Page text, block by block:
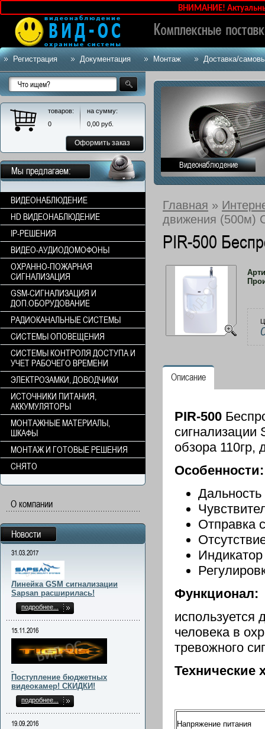
Регистрация Документация Монтаж Доставка/
ВНИМАНИЕ! Актуальные
Видеонаблюдение
Главная »
движения (500м)
PIR-500
Описание
PIR-500
сигнализации
обзора 110гр,
Особенности:
Отправка
Индикатор
Функционал:
используется
человека в
тревожного
Технические
Напряжение питания
товаров:
0
на сумму:
0,00 руб.
Оформить заказ
Мы предлагаем:
ВИДЕОНАБЛЮДЕНИЕ
HD ВИДЕОНАБЛЮДЕНИЕ
IP-РЕШЕНИЯ
ВИДЕО-АУДИОДОМОФОНЫ
ОХРАННО-ПОЖАРНАЯ
СИГНАЛИЗАЦИЯ
GSM-СИГНАЛИЗАЦИЯ И
ДОП.ОБОРУДОВАНИЕ
РАДИОКАНАЛЬНЫЕ СИСТЕМЫ
СИСТЕМЫ ОПОВЕЩЕНИЯ
СИСТЕМЫ КОНТРОЛЯ ДОСТУПА И
УЧЕТ РАБОЧЕГО ВРЕМЕНИ
ЭЛЕКТРОЗАМКИ, ДОВОДЧИКИ
ИСТОЧНИКИ ПИТАНИЯ,
АККУМУЛЯТОРЫ
МОНТАЖНЫЕ МАТЕРИАЛЫ,
ШКАФЫ
МОНТАЖ И ГОТОВЫЕ РЕШЕНИЯ
СНЯТО
О компании
Новости
31.03.2017
Линейка GSM сигнализации
Sapsan расширилась!
подробнее...
15.11.2016
Поступление бюджетных
видеокамер! СКИДКИ!
подробнее...
19.09.2016